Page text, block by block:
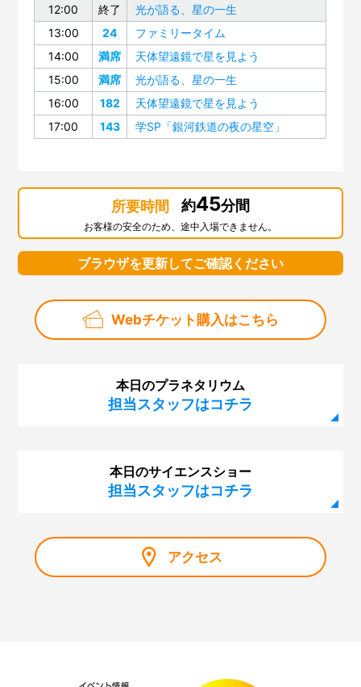
12:00 終了
光が語る、星の一生
13:00
24
ファミリータイム
14:00
満席
天体望遠鏡で星を見よう
15:00
満席
光が語る、星の一生
16:00
182
天体望遠鏡で星を見よう
17:00
143 学SP「銀河鉄道の夜の星空」
所要時間 約45分間
お客様の安全のため、途中入場できません。
ブラウザを更新してご確認ください
Webチケット購入はこちら
本日のプラネタリウム
担当スタッフはコチラ
本日のサイエンスショー
担当スタッフはコチラ
アクセス